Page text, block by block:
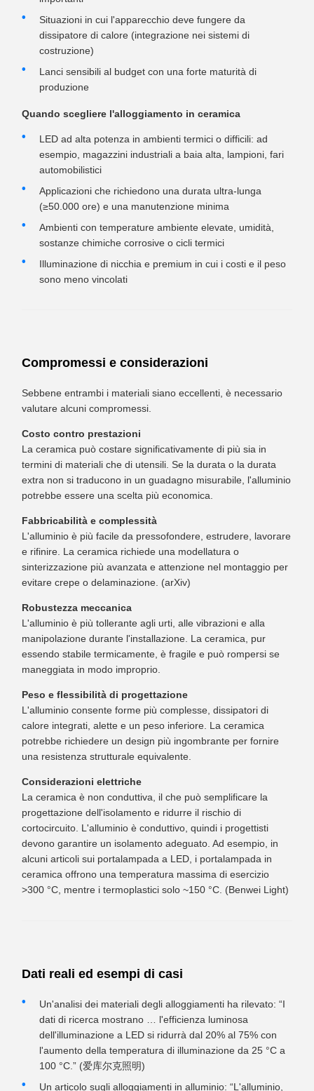
Situazioni in cui l'apparecchio deve fungere da
dissipatore di calore (integrazione nei sistemi di
costruzione)
Lanci sensibili al budget con una forte maturità di
produzione
Quando scegliere l'alloggiamento in ceramica
LED ad alta potenza in ambienti termici o difficili: ad
esempio, magazzini industriali a baia alta, lampioni, fari
automobilistici
Applicazioni che richiedono una durata ultra-lunga
(≥50.000 ore) e una manutenzione minima
Ambienti con temperature ambiente elevate, umidità,
sostanze chimiche corrosive o cicli termici
Illuminazione di nicchia e premium in cui i costi e il peso
sono meno vincolati
Compromessi e considerazioni
Sebbene entrambi i materiali siano eccellenti, è necessario
valutare alcuni compromessi.
Costo contro prestazioni
La ceramica può costare significativamente di più sia in
termini di materiali che di utensili. Se la durata o la durata
extra non si traducono in un guadagno misurabile, l'alluminio
potrebbe essere una scelta più economica.
Fabbricabilità e complessità
L'alluminio è più facile da pressofondere, estrudere, lavorare
e rifinire. La ceramica richiede una modellatura o
sinterizzazione più avanzata e attenzione nel montaggio per
evitare crepe o delaminazione. (arXiv)
Robustezza meccanica
L'alluminio è più tollerante agli urti, alle vibrazioni e alla
manipolazione durante l'installazione. La ceramica, pur
essendo stabile termicamente, è fragile e può rompersi se
maneggiata in modo improprio.
Peso e flessibilità di progettazione
L'alluminio consente forme più complesse, dissipatori di
calore integrati, alette e un peso inferiore. La ceramica
potrebbe richiedere un design più ingombrante per fornire
una resistenza strutturale equivalente.
Considerazioni elettriche
La ceramica è non conduttiva, il che può semplificare la
progettazione dell'isolamento e ridurre il rischio di
cortocircuito. L'alluminio è conduttivo, quindi i progettisti
devono garantire un isolamento adeguato. Ad esempio, in
alcuni articoli sui portalampada a LED, i portalampada in
ceramica offrono una temperatura massima di esercizio
>300 °C, mentre i termoplastici solo ~150 °C. (Benwei Light)
Dati reali ed esempi di casi
Un'analisi dei materiali degli alloggiamenti ha rilevato: “I
dati di ricerca mostrano … l'efficienza luminosa
dell'illuminazione a LED si ridurrà dal 20% al 75% con
l'aumento della temperatura di illuminazione da 25 °C a
100 °C.” (爱库尔克照明)
Un articolo sugli alloggiamenti in alluminio: “L'alluminio,